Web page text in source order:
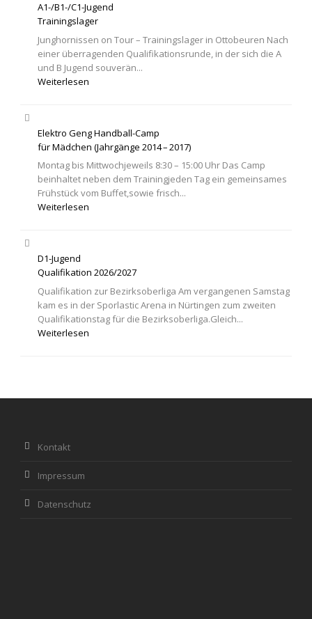
A1-/B1-/C1-Jugend
Trainingslager
Junghornissen on Tour – Trainingslager in Ottobeuren Nach
einer überragenden Qualifikationsrunde, in der sich die A
und B Jugend souverän...
Weiterlesen
Elektro Geng Handball-Camp
für Mädchen (Jahrgänge 2014 – 2017)
Montag bis Mittwochjeweils 8:30 – 15:00 Uhr Das Camp
beinhaltet neben dem Trainingjeden Tag ein gemeinsames
Frühstück vom Buffet,sowie frisch...
Weiterlesen
D1-Jugend
Qualifikation 2026/2027
Qualifikation zur Bezirksoberliga Am vergangenen Samstag
kam es in der Sporlastic Arena in Nürtingen zum zweiten
Qualifikationstag für die Bezirksoberliga.Gleich...
Weiterlesen
Kontakt
Impressum
Datenschutz